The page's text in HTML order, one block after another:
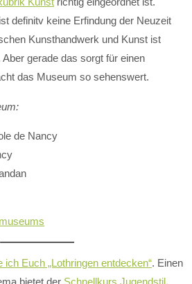
definitv keine Erfindung der Neuzeit
Kunsthandwerk und Kunst ist
gerade das sorgt für einen
das Museum so sehenswert.
de Nancy
Euch „Lothringen entdecken“. Einen
bietet der Schnellkurs Jugendstil.